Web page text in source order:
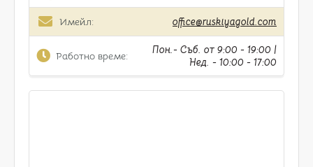
Имейл: office@ruskiyagold.com
Работно време:
Пон.- Съб. от 9:00 - 19:00 |
Нед. - 10:00 - 17:00